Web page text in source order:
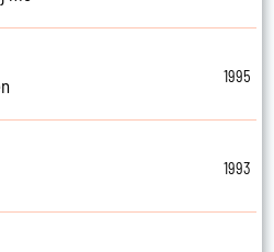
1995
1993